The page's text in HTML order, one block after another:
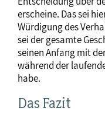
erscheine. Das sei
Würdigung des
sei der gesamte
seinen Anfang mit
während der
habe.
Das Fazit